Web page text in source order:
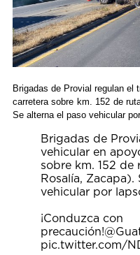
Brigadas de Provial regulan el
carretera sobre km. 152 de
Se alterna el paso vehicular
Brigadas de
vehicular en
sobre km. 152 de
Rosalía, Zacapa).
vehicular por
¡Conduzca con
precaución!
pic.twitter.com/